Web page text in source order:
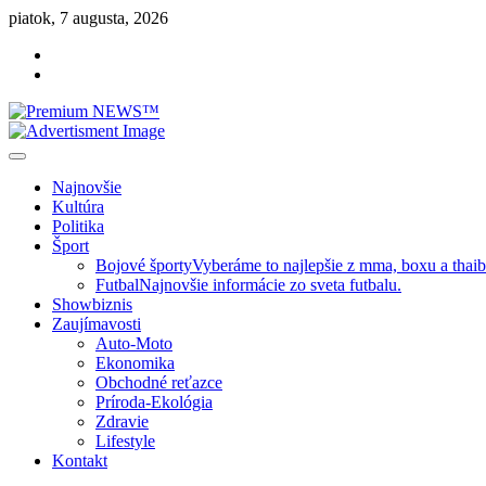
Skip
content
piatok, 7 augusta, 2026
Najnovšie
Kultúra
Politika
Šport
Bojové športyVyberáme to najlepšie z mma, boxu a
FutbalNajnovšie informácie zo sveta futbalu.
Showbiznis
Zaujímavosti
Auto-Moto
Ekonomika
Obchodné reťazce
Príroda-Ekológia
Zdravie
Lifestyle
Kontakt